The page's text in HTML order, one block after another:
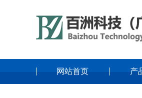
网站首页 产